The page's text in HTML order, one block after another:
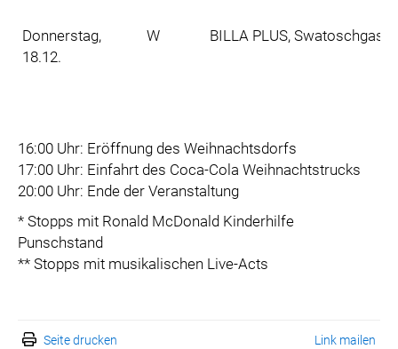
Donnerstag,
18.12.
W BILLA PLUS,
16:00 Uhr: Eröffnung des Weihnachtsdorfs
17:00 Uhr: Einfahrt des Coca-Cola Weihnachtstrucks
20:00 Uhr: Ende der Veranstaltung
* Stopps mit Ronald McDonald Kinderhilfe
Punschstand
** Stopps mit musikalischen Live-Acts
Seite drucken Link mailen